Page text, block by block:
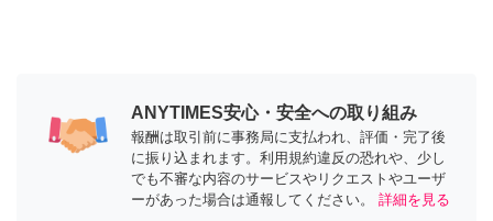
ANYTIMES安心・安全への取り組み
報酬は取引前に事務局に支払われ、評価・完了後
に振り込まれます。利用規約違反の恐れや、少し
でも不審な内容のサービスやリクエストやユーザ
ーがあった場合は通報してください。
詳細を見る